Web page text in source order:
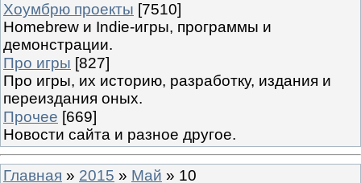
Хоумбрю проекты [7510]
Homebrew и Indie-игры, программы и
демонстрации.
Про игры [827]
Про игры, их историю, разработку, издания и
переиздания оных.
Прочее [669]
Новости сайта и разное другое.
Главная » 2015 » Май » 10